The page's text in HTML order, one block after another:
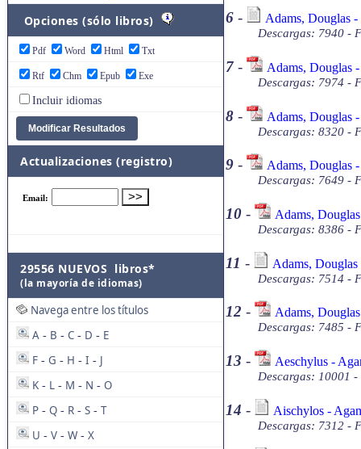
Opciones (sólo libros)
Pdf Word Html Txt
Rtf Chm Epub Exe
Incluir idiomas
Actualizaciones (registro)
29556 NUEVOS libros*
(la mayoría de idiomas)
Navega entre los títulos
A - B - C - D - E
F - G - H - I - J
K - L - M - N - O
P - Q - R - S - T
U - V - W - X
6 - Adams, Douglas
Descargas: 7940 -
7 - Adams, Douglas
Descargas: 7974 -
8 - Adams, Douglas
Descargas: 8320 -
9 - Adams, Douglas
Descargas: 7649 -
10 - Adams,
Descargas: 8386 -
11 - Adams,
Descargas: 7514 -
12 - Adams,
Descargas: 7485 -
13 - Aeschylus -
Descargas: 10001
14 - Aischylos -
Descargas: 7312 -